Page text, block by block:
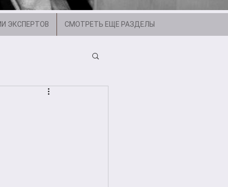
ЭКСПЕРТОВ СМОТРЕТЬ ЕЩЕ РАЗДЕЛЫ